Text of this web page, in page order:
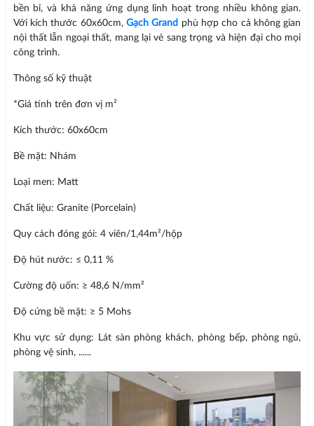
bền bỉ, và khả năng ứng dụng linh hoạt trong nhiều không gian.
Với kích thước 60x60cm, Gạch Grand phù hợp cho cả không gian
nội thất lẫn ngoại thất, mang lại vẻ sang trọng và hiện đại cho mọi
công trình.
Thông số kỹ thuật
*Giá tính trên đơn vị m²
Kích thước: 60x60cm
Bề mặt: Nhám
Loại men: Matt
Chất liệu: Granite (Porcelain)
Quy cách đóng gói: 4 viên/1,44m²/hộp
Độ hút nước: ≤ 0,11 %
Cường độ uốn: ≥ 48,6 N/mm²
Độ cứng bề mặt: ≥ 5 Mohs
Khu vực sử dụng: Lát sàn phòng khách, phòng bếp, phòng ngủ,
phòng vệ sinh, ......